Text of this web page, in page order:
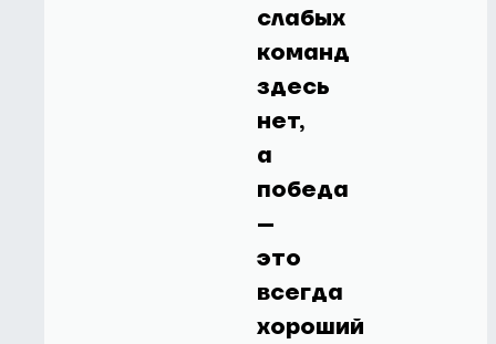
слабых
команд
здесь
нет,
а
победа
–
это
всегда
хороший